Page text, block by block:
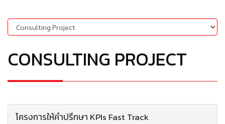
CONSULTING PROJECT
โครงการให้คำปรึกษา KPIs Fast Track